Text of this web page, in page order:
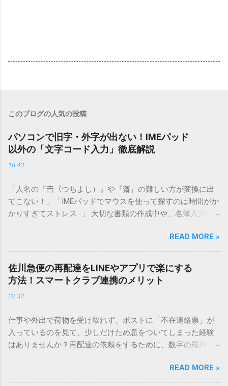
このブログの人気の投稿
パソコンで旧字・外字が出ない！IMEパッド
以外の「文字コード入力」徹底解説
18:43
「人名の『𠮷（つちよし）』や『齋』の難しい方が変換に出
てこない！」「IMEパッドでマウスを使って探すのは時間がか
かりすぎてストレス…」 大切な書類の作成中や、名簿入力を
てしまいますよね。多くの人が「IMEパッド（手書き入力）」
を使いますが、実はマウスで一画ずつ書くのは非効率です
し、似た漢字が多すぎて結局見つからないことも少なくあり
ません。 そこで今回は、IMEパッドを使わずに、特定のコー
ドを打ち込むだけで一瞬で旧字や外字、特殊記号を呼び出す
「文字コード入力」のテクニックを詳しく解説します。 この
必要はありません。 1. なぜ「変換」しても旧字・外字が出て
こないのか？ そもそも、なぜ普通の変換で出てこない漢字が
あるのでしょうか。その理由は、パソコンが文字を認識する
は、JIS規格（日本産業規格）によって「第1水準」「第2水
READ MORE »
佐川急便の再配達をLINEやアプリで楽にする
方法！スマートクラブ連携のメリット
22:32
仕事や外出で荷物を受け取れず、ポストに「不在連絡票」が
入っているのを見て、少しだけため息をついてしまった経験
はありませんか？再配達の依頼をするために、数字の羅列を
ことに申し訳なさを感じたりすることもあるかもしれませ
ん。 「もっとスムーズに、自分のタイミングで受け取りた
READ MORE »